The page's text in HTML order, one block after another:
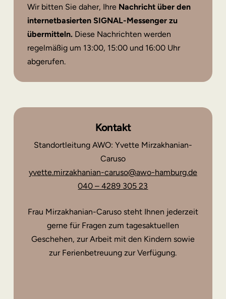
Wir bitten Sie daher, Ihre Nachricht über den
internetbasierten SIGNAL-Messenger zu
übermitteln.Diese Nachrichten werden
regelmäßig um 13:00, 15:00 und 16:00 Uhr
abgerufen.
Kontakt
Standortleitung AWO: Yvette Mirzakhanian-
Caruso
yvette.mirzakhanian-caruso@awo-hamburg.de
040 – 4289 305 23
Frau Mirzakhanian-Caruso steht Ihnen jederzeit
gerne für Fragen zum tagesaktuellen
Geschehen, zur Arbeit mit den Kindern sowie
zur Ferienbetreuung zur Verfügung.